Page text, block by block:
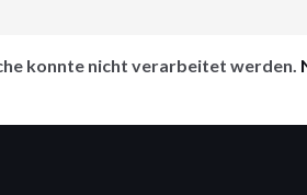
konnte nicht verarbeitet werden.